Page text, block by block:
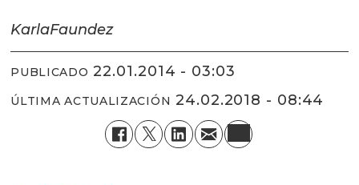
KarlaFaundez
PUBLICADO 22.01.2014 - 03:03
ÚLTIMA ACTUALIZACIÓN 24.02.2018 - 08:44